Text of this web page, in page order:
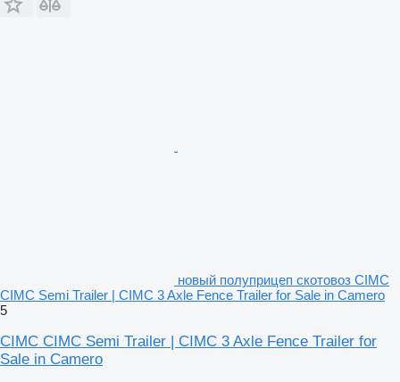
новый полуприцеп скотовоз CIMC
CIMC Semi Trailer | CIMC 3 Axle Fence Trailer for Sale in Camero
5
CIMC CIMC Semi Trailer | CIMC 3 Axle Fence Trailer for
Sale in Camero